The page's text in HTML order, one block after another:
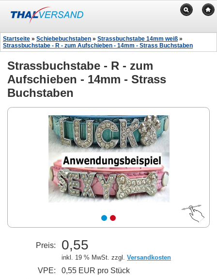
Startseite » Schiebebuchstaben » Strassbuchstabe 14mm weiß »
Strassbuchstabe - R - zum Aufschieben - 14mm - Strass Buchstaben
Strassbuchstabe - R - zum
Aufschieben - 14mm - Strass
Buchstaben
Preis: 0,55
inkl. 19 % MwSt. zzgl. Versandkosten
VPE:
0,55 EUR pro Stück